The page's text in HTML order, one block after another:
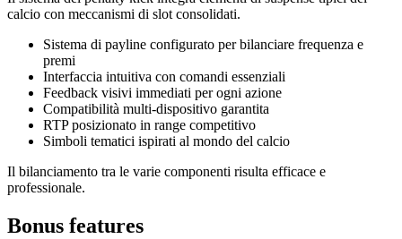
calcio con meccanismi di slot consolidati.
Sistema di payline configurato per bilanciare frequenza e
premi
Interfaccia intuitiva con comandi essenziali
Feedback visivi immediati per ogni azione
Compatibilità multi-dispositivo garantita
RTP posizionato in range competitivo
Simboli tematici ispirati al mondo del calcio
Il bilanciamento tra le varie componenti risulta efficace e
professionale.
Bonus features